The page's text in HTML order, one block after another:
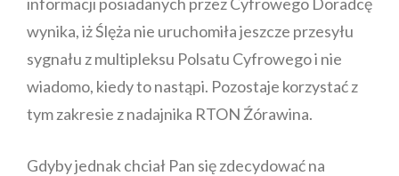
wynika, iż Ślęża nie uruchomiła jeszcze przesyłu
sygnału z multipleksu Polsatu Cyfrowego i nie
wiadomo, kiedy to nastąpi. Pozostaje korzystać z
tym zakresie z nadajnika RTON Źórawina.
Gdyby jednak chciał Pan się zdecydować na